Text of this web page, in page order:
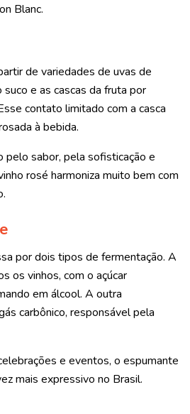
Blanc.
de variedades de uvas de
e as cascas da fruta por
contato limitado com a casca
à bebida.
pelo sabor, pela sofisticação e
rosé harmoniza muito bem com
por dois tipos de fermentação. A
os vinhos, com o açúcar
em álcool. A outra
carbônico, responsável pela
e eventos, o espumante
mais expressivo no Brasil.